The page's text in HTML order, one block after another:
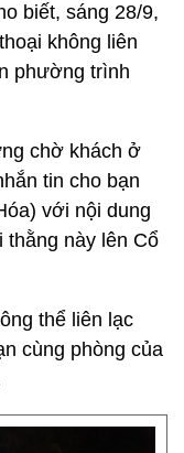
biết, sáng 28/9,
không liên
phường trình
chờ khách ở
tin cho bạn
với nội dung
thằng này lên Cổ
thể liên lạc
cùng phòng của